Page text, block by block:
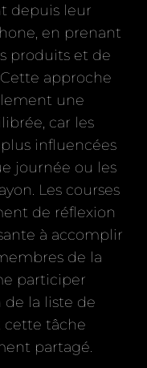
depuis leur
en prenant
produits et de
approche
une
car les
influencées
journée ou les
Les courses
de réflexion
à accomplir
de la
participer
de la liste de
cette tâche
partagé.